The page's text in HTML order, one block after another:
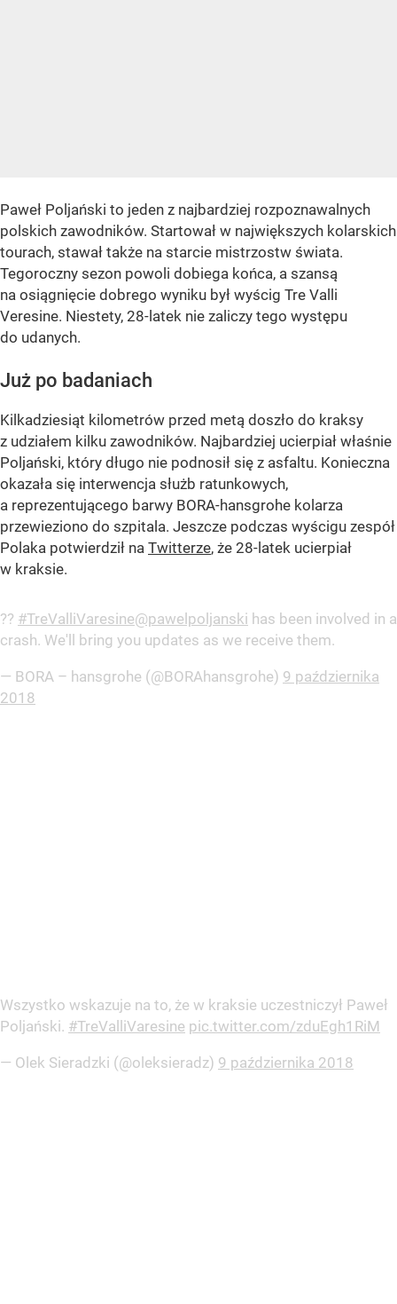
Paweł Poljański to jeden z najbardziej rozpoznawalnych
polskich zawodników. Startował w największych kolarskich
tourach, stawał także na starcie mistrzostw świata.
Tegoroczny sezon powoli dobiega końca, a szansą
na osiągnięcie dobrego wyniku był wyścig Tre Valli
Veresine. Niestety, 28-latek nie zaliczy tego występu
do udanych.
Już po badaniach
Kilkadziesiąt kilometrów przed metą doszło do kraksy
z udziałem kilku zawodników. Najbardziej ucierpiał właśnie
Poljański, który długo nie podnosił się z asfaltu. Konieczna
okazała się interwencja służb ratunkowych,
a reprezentującego barwy BORA-hansgrohe kolarza
przewieziono do szpitala. Jeszcze podczas wyścigu zespół
Polaka potwierdził na Twitterze, że 28-latek ucierpiał
w kraksie.
?? #TreValliVaresine@pawelpoljanski has been involved in a
crash. We'll bring you updates as we receive them.
— BORA – hansgrohe (@BORAhansgrohe) 9 października
2018
Wszystko wskazuje na to, że w kraksie uczestniczył Paweł
Poljański. #TreValliVaresine pic.twitter.com/zduEgh1RiM
— Olek Sieradzki (@oleksieradz) 9 października 2018